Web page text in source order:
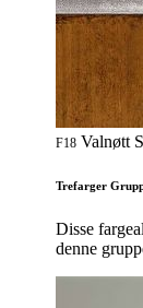
F18 Valnøtt
Trefarger
Disse
denne